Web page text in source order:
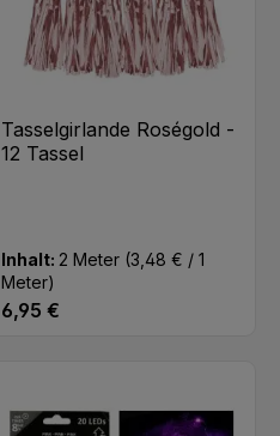
Tasselgirlande Roségold -
12 Tassel
Inhalt: 2 Meter (3,48 € / 1
Meter)
Regulärer Preis:
6,95 €
Produkt Anzahl: